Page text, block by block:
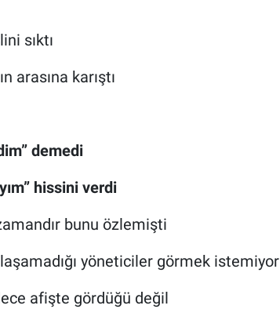
sıktı
arasına karıştı
demedi
hissini verdi
bunu özlemişti
yöneticiler görmek istemiyor
afişte gördüğü değil